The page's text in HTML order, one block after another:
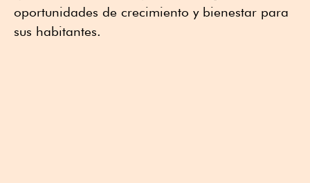
oportunidades de crecimiento y bienestar para
sus habitantes.